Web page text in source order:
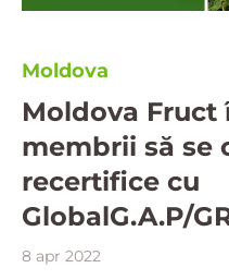
Moldova
Moldova Fruct
membrii să se
recertifice cu
GlobalG.A.P/
8 apr 2022